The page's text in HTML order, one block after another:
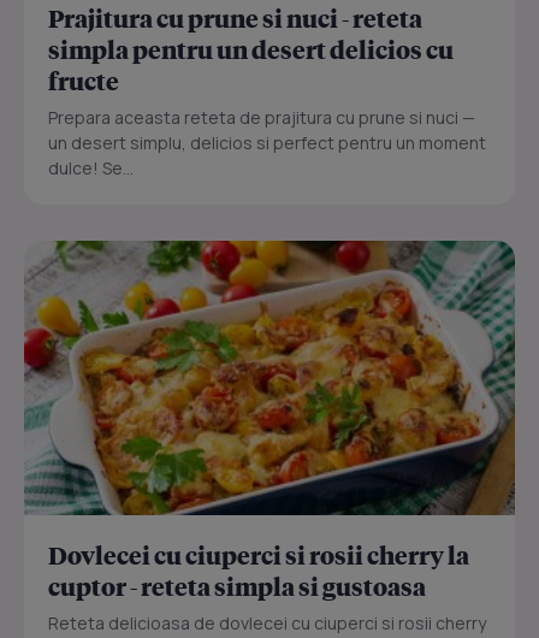
Prajitura cu prune si nuci - reteta
simpla pentru un desert delicios cu
fructe
Prepara aceasta reteta de prajitura cu prune si nuci —
un desert simplu, delicios si perfect pentru un moment
dulce! Se...
Dovlecei cu ciuperci si rosii cherry la
cuptor - reteta simpla si gustoasa
Reteta delicioasa de dovlecei cu ciuperci si rosii cherry